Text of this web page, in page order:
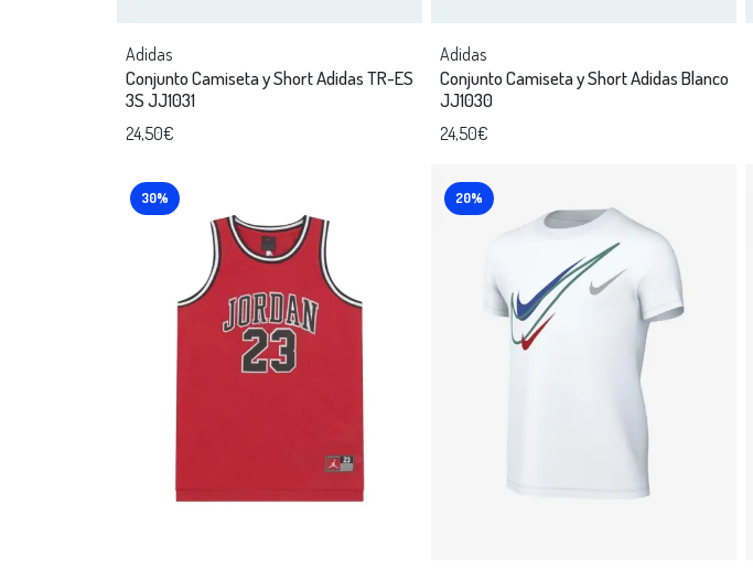
Adidas
Conjunto Camiseta y Short Adidas TR-ES
3S JJ1031
24,50€
Adidas
Conjunto Camiseta y Short Adidas Blanco
JJ1030
24,50€
30% 20%